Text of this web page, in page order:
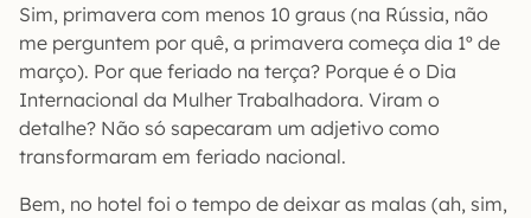
Sim, primavera com menos 10 graus (na Rússia, não
me perguntem por quê, a primavera começa dia 1º de
março). Por que feriado na terça? Porque é o Dia
Internacional da Mulher Trabalhadora. Viram o
detalhe? Não só sapecaram um adjetivo como
transformaram em feriado nacional.
Bem, no hotel foi o tempo de deixar as malas (ah, sim,